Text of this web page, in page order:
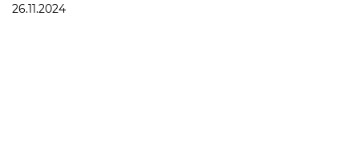
26.11.2024